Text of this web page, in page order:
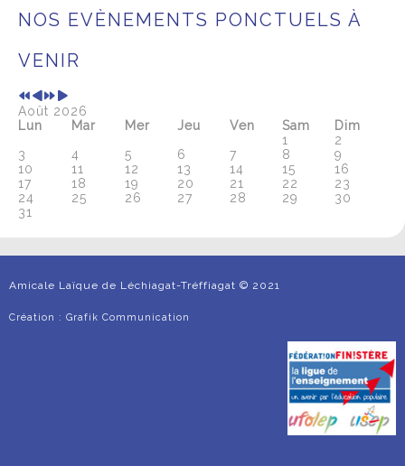
NOS EVÈNEMENTS PONCTUELS À
VENIR
Août 2026
Lun
Mar Mer Jeu Ven Sam
Dim
1
2
3
4 5 6 7 8
9
10
11 12 13 14 15
16
17
18 19 20 21 22
23
24
25 26 27 28 29
30
31
Amicale Laïque de Léchiagat-Tréffiagat © 2021
Création : Grafik Communication